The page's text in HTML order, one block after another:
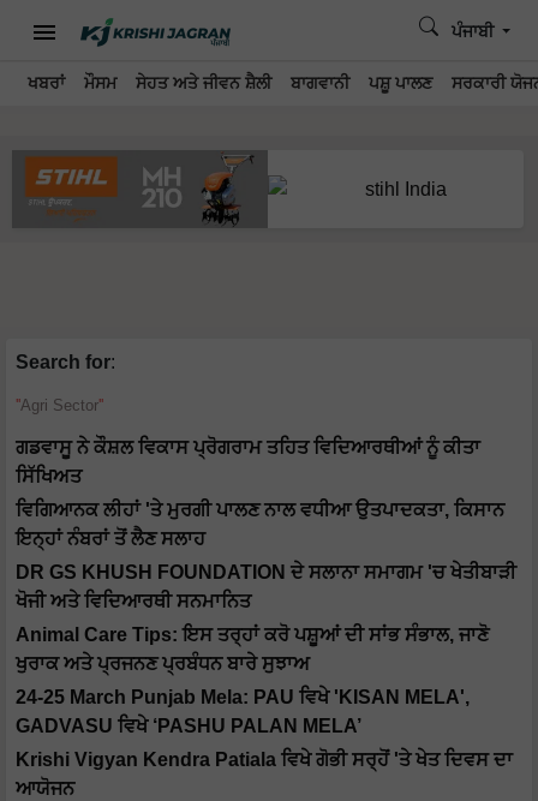
ਖਬਰਾਂ ਮੌਸਮ ਸੇਹਤ ਅਤੇ ਜੀਵਨ ਸ਼ੈਲੀ ਬਾਗਵਾਨੀ ਪਸ਼ੂ ਪਾਲਣ ਸਰਕਾਰੀ
ਪੰਜਾਬੀ
Search for:
Agri Sector
ਗਡਵਾਸੂ ਨੇ ਕੌਸ਼ਲ ਵਿਕਾਸ ਪ੍ਰੋਗਰਾਮ ਤਹਿਤ ਵਿਦਿਆਰਥੀਆਂ ਨੂੰ ਕੀਤਾ
ਸਿੱਖਿਅਤ
ਵਿਗਿਆਨਕ ਲੀਹਾਂ 'ਤੇ ਮੁਰਗੀ ਪਾਲਣ ਨਾਲ ਵਧੀਆ ਉਤਪਾਦਕਤਾ, ਕਿਸਾਨ
ਇਨ੍ਹਾਂ ਨੰਬਰਾਂ ਤੋਂ ਲੈਣ ਸਲਾਹ
DR GS KHUSH FOUNDATION ਦੇ ਸਲਾਨਾ ਸਮਾਗਮ 'ਚ ਖੇਤੀਬਾੜੀ
ਖੋਜੀ ਅਤੇ ਵਿਦਿਆਰਥੀ ਸਨਮਾਨਿਤ
Animal Care Tips: ਇਸ ਤਰ੍ਹਾਂ ਕਰੋ ਪਸ਼ੂਆਂ ਦੀ ਸਾਂਭ ਸੰਭਾਲ, ਜਾਣੋ
ਖੁਰਾਕ ਅਤੇ ਪ੍ਰਜਨਣ ਪ੍ਰਬੰਧਨ ਬਾਰੇ ਸੁਝਾਅ
24-25 March Punjab Mela: PAU ਵਿਖੇ 'KISAN MELA',
GADVASU ਵਿਖੇ ‘PASHU PALAN MELA’
Krishi Vigyan Kendra Patiala ਵਿਖੇ ਗੋਭੀ ਸਰ੍ਹੋਂ 'ਤੇ ਖੇਤ ਦਿਵਸ ਦਾ
ਆਯੋਜਨ